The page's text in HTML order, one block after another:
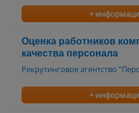
+
Оценка работников
качества персонала
Рекрутинговое агентство
+